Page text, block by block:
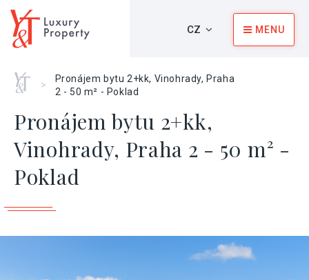
CZ MENU
Home
>
Pronájem bytu 2+kk, Vinohrady, Praha
2 - 50 m² - Poklad
Pronájem bytu 2+kk,
Vinohrady, Praha 2 - 50 m² -
Poklad